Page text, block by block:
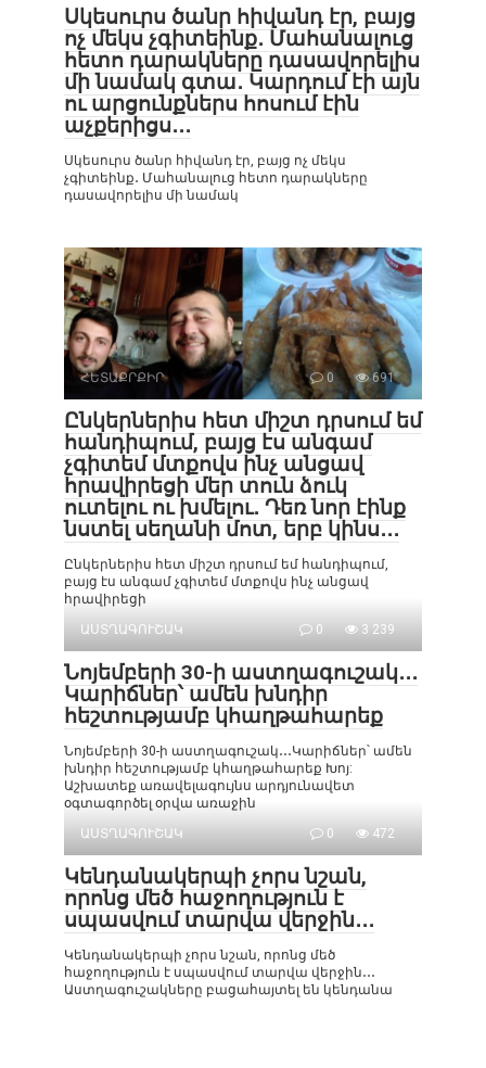
Սկեսուրս ծանր հիվանդ էր, բայց
ոչ մեկս չգիտեինք․ Մահանալուց
հետո դարակները դասավորելիս
մի նամակ գտա․ Կարդում էի այն
ու արցունքներս հոսում էին
աչքերիցս․․․
Սկեսուրս ծանր հիվանդ էր, բայց ոչ մեկս
չգիտեինք․ Մահանալուց հետո դարակները
դասավորելիս մի նամակ
ՀԵՏԱՔՐՔԻՐ 0 691
Ընկերներիս հետ միշտ դրսում եմ
հանդիպում, բայց էս անգամ
չգիտեմ մտքովս ինչ անցավ
հրավիրեցի մեր տուն ձուկ
ուտելու ու խմելու․ Դեռ նոր էինք
նստել սեղանի մոտ, երբ կինս․․․
Ընկերներիս հետ միշտ դրսում եմ հանդիպում,
բայց էս անգամ չգիտեմ մտքովս ինչ անցավ
հրավիրեցի
ԱՍՏՂԱԳՈՒՇԱԿ
0 3 239
Նոյեմբերի 30-ի աստղագուշակ․․․
Կարիճներ՝ ամեն խնդիր
հեշտությամբ կհաղթահարեք
Նոյեմբերի 30-ի աստղագուշակ․․․Կարիճներ՝ ամեն
խնդիր հեշտությամբ կհաղթահարեք Խոյ:
Աշխատեք առավելագույնս արդյունավետ
օգտագործել օրվա առաջին
ԱՍՏՂԱԳՈՒՇԱԿ
0 472
Կենդանակերպի չորս նշան,
որոնց մեծ հաջողություն է
սպասվում տարվա վերջին․․․
Կենդանակերպի չորս նշան, որոնց մեծ
հաջողություն է սպասվում տարվա վերջին․․․
Աստղագուշակները բացահայտել են կենդանա